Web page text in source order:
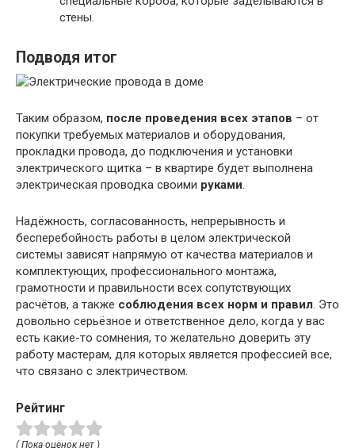
стены.
Подводя итог
Таким образом, после проведения всех этапов – от
покупки требуемых материалов и оборудования,
прокладки провода, до подключения и установки
электрического щитка – в квартире будет выполнена
электрическая проводка своими руками
Надёжность, согласованность, непрерывность и
бесперебойность работы в целом электрической
системы зависят напрямую от качества материалов и
комплектующих, профессионального монтажа,
грамотности и правильности всех сопутствующих
расчётов, а также соблюдения всех норм и правил . Это
довольно серьёзное и ответственное дело, когда у вас
есть какие-то сомнения, то желательно доверить эту
работу мастерам, для которых является профессией все,
что связано с электричеством.
Рейтинг
( Пока оценок нет )